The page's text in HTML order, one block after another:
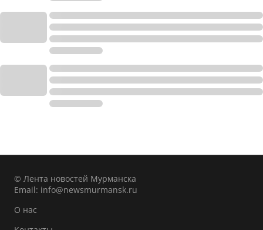
© Лента новостей Мурманска
Email: info@newsmurmansk.ru
О нас